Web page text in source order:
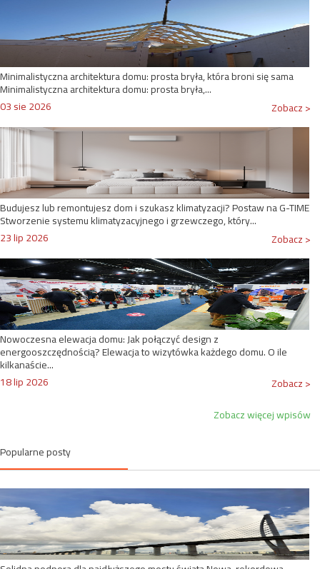
Minimalistyczna architektura domu: prosta bryła, która broni się sama
Minimalistyczna architektura domu: prosta bryła,...
03 sie 2026
Zobacz >
Budujesz lub remontujesz dom i szukasz klimatyzacji? Postaw na G-TIME
Stworzenie systemu klimatyzacyjnego i grzewczego, który...
23 lip 2026
Zobacz >
Nowoczesna elewacja domu: Jak połączyć design z
energooszczędnością? Elewacja to wizytówka każdego domu. O ile
kilkanaście...
18 lip 2026
Zobacz >
Zobacz więcej wpisów
Popularne posty